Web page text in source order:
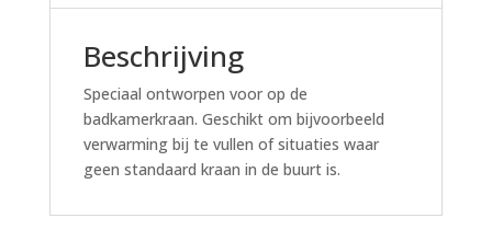
Beschrijving
Speciaal ontworpen voor op de
badkamerkraan. Geschikt om bijvoorbeeld
verwarming bij te vullen of situaties waar
geen standaard kraan in de buurt is.